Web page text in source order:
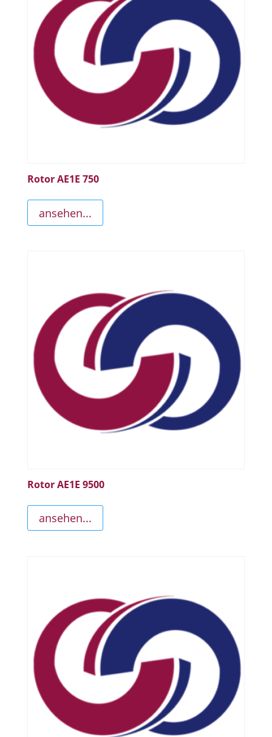
Rotor AE1E 750
ansehen...
Rotor AE1E 9500
ansehen...